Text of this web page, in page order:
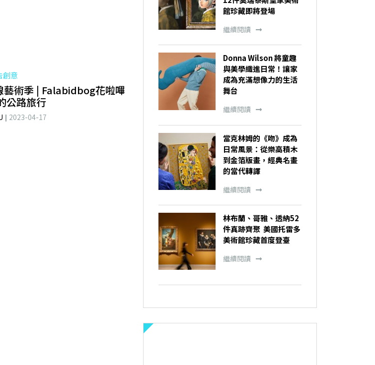
創意
藝術季 | Falabidbog花啦嗶
公路旅行
2023-04-17
館珍藏即將登場
繼續閱讀
Donna Wilson 將童趣
與美學織進日常！讓家
成為充滿想像力的生活
舞台
繼續閱讀
當克林姆的《吻》成為
日常風景：從樂高積木
到金箔版畫，經典名畫
的當代轉譯
繼續閱讀
林布蘭、哥雅、透納52
件真跡齊聚 美國托雷多
美術館珍藏首度登臺
繼續閱讀